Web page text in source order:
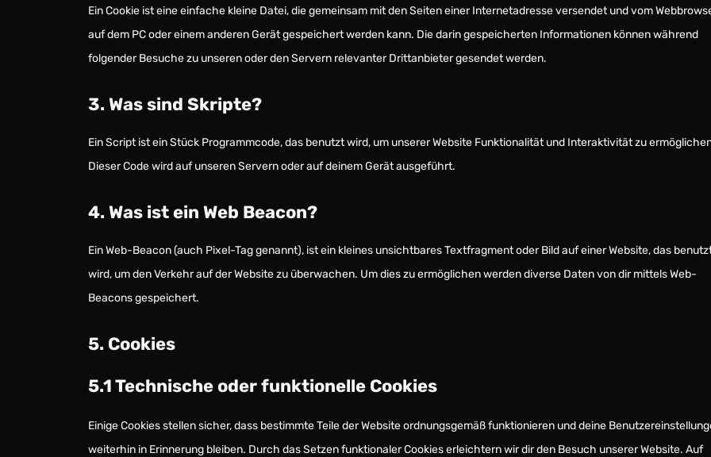
Ein Cookie ist eine einfache kleine Datei, die gemeinsam mit den Seiten einer Internetadresse versendet und vom
auf dem PC oder einem anderen Gerät gespeichert werden kann. Die darin gespeicherten Informationen können während
folgender Besuche zu unseren oder den Servern relevanter Drittanbieter gesendet werden.
3. Was sind Skripte?
Ein Script ist ein Stück Programmcode, das benutzt wird, um unserer Website Funktionalität und Interaktivität zu
Dieser Code wird auf unseren Servern oder auf deinem Gerät ausgeführt.
4. Was ist ein Web Beacon?
Ein Web-Beacon (auch Pixel-Tag genannt), ist ein kleines unsichtbares Textfragment oder Bild auf einer Website, das
wird, um den Verkehr auf der Website zu überwachen. Um dies zu ermöglichen werden diverse Daten von dir mittels Web-
Beacons gespeichert.
5. Cookies
5.1 Technische oder funktionelle Cookies
Einige Cookies stellen sicher, dass bestimmte Teile der Website ordnungsgemäß funktionieren und deine
weiterhin in Erinnerung bleiben. Durch das Setzen funktionaler Cookies erleichtern wir dir den Besuch unserer Website. Auf